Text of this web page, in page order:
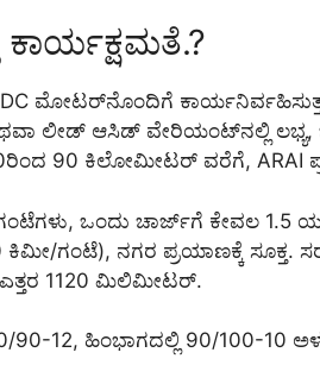
ಕಾರ್ಯಕ್ಷಮತೆ.?
ಮೋಟರ್‌ನೊಂದಿಗೆ
ಲೀಡ್ ಆಸಿಡ್ ವೇರಿಯಂಟ್‌ನಲ್ಲಿ ಲಭ್ಯ,
90 ಕಿಲೋಮೀಟರ್ ವರೆಗೆ, ARAI
ಒಂದು ಚಾರ್ಜ್‌ಗೆ ಕೇವಲ 1.5
ಗಂಟೆ), ನಗರ ಪ್ರಯಾಣಕ್ಕೆ ಸೂಕ್ತ.
1120 ಮಿಲಿಮೀಟರ್.
90-12, ಹಿಂಭಾಗದಲ್ಲಿ 90/100-10